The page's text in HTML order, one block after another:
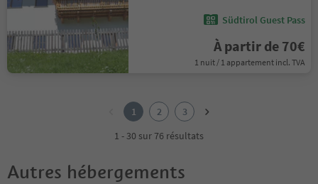
Südtirol Guest Pass
À partir de 70€
1 nuit / 1 appartement incl. TVA
1 2
3
1 - 30 sur 76 résultats
Autres hébergements